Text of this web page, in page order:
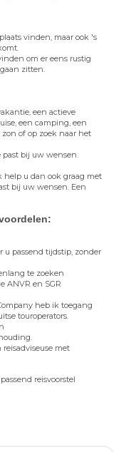
vinden, maar ook 's
om er eens rustig
zitten.
een actieve
een camping, een
of op zoek naar het
bij uw wensen.
help u dan ook graag met
bij uw wensen. Een
u passend tijdstip, zonder
te zoeken
ANVR en SGR
heb ik toegang
touroperators.
met
reisvoorstel